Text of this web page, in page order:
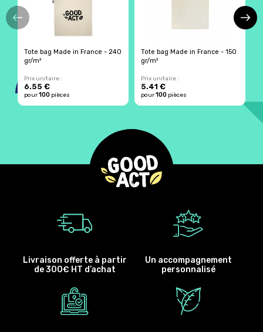
Tote bag Made in France - 240
gr/m²
Prix unitaire :
6.55 €
pour100 pièces
Tote bag Made in France - 150
gr/m²
Prix unitaire :
5.41 €
pour100 pièces
Livraison offerte à partir
de 300€ HT d’achat
Un accompagnement
personnalisé